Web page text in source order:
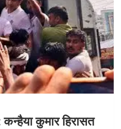
कुमार हिरासत